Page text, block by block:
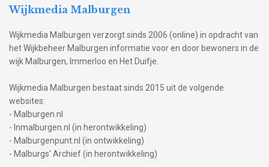
Wijkmedia Malburgen
Wijkmedia Malburgen verzorgt sinds 2006 (online) in opdracht van
het Wijkbeheer Malburgen informatie voor en door bewoners in de
wijk Malburgen, Immerloo en Het Duifje.
Wijkmedia Malburgen bestaat sinds 2015 uit de volgende
websites:
- Malburgen.nl
- Inmalburgen.nl (in herontwikkeling)
- Malburgenpunt.nl (in ontwikkeling)
- Malburgs' Archief (in herontwikkeling)